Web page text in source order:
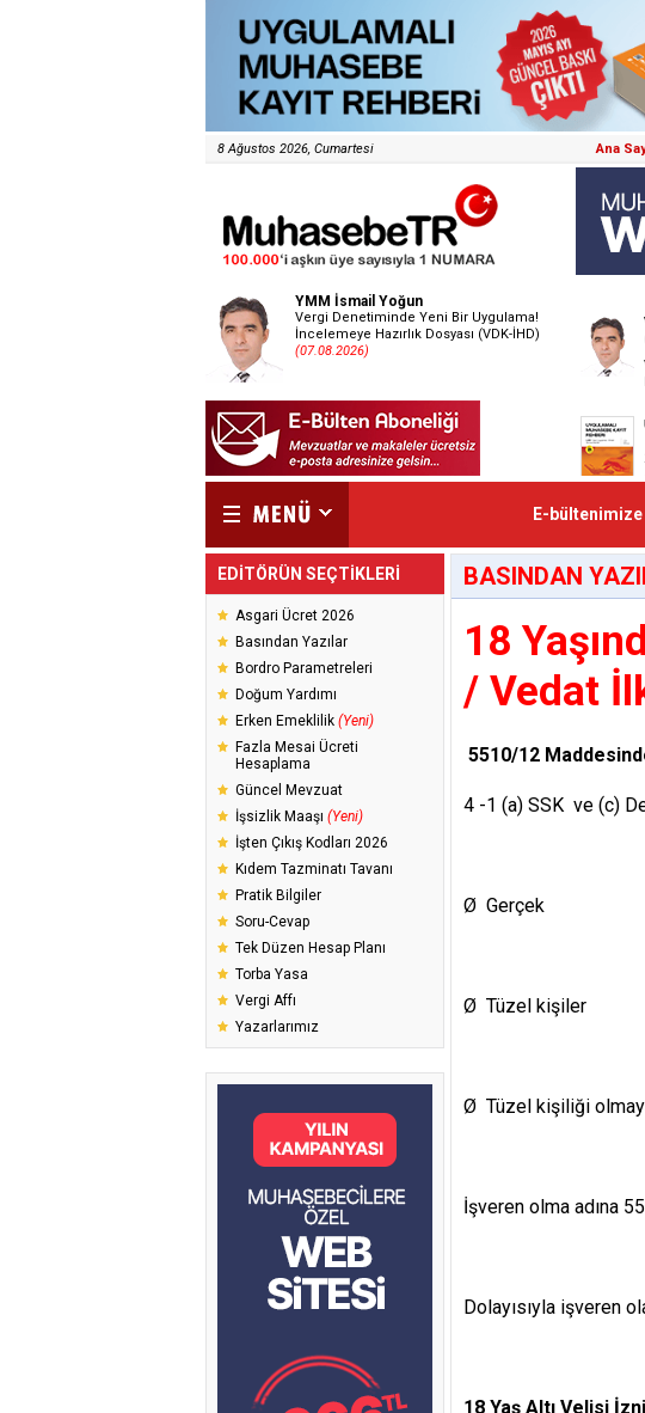
8 Ağustos 2026, Cumartesi Ana
YMM İsmail Yoğun
Vergi Denetiminde Yeni Bir Uygulama!
İncelemeye Hazırlık Dosyası (VDK-İHD)
(07.08.2026)
E-
EDİTÖRÜN SEÇTİKLERİ
Asgari Ücret 2026
Basından Yazılar
Bordro Parametreleri
Doğum Yardımı
Erken Emeklilik (Yeni)
Fazla Mesai Ücreti
Hesaplama
Güncel Mevzuat
İşsizlik Maaşı (Yeni)
İşten Çıkış Kodları 2026
Kıdem Tazminatı Tavanı
Pratik Bilgiler
Soru-Cevap
Tek Düzen Hesap Planı
Torba Yasa
Vergi Affı
Yazarlarımız
BASINDAN
18
/ Vedat
5510/12
4 -1 (a) SSK ve (c)
Ø Gerçek
Ø Tüzel kişiler
Ø Tüzel kişiliği
İşveren olma adına
Dolayısıyla işveren
18 Yaş Altı Velisi